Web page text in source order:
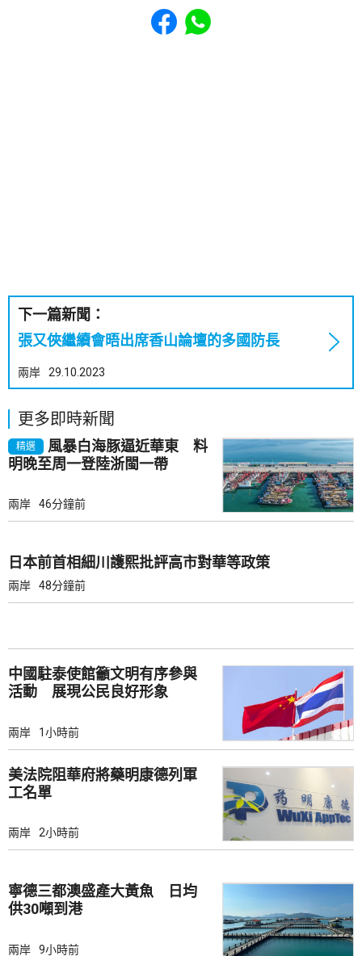
Share to Facebook
Share to WhatsApp
下一篇新聞：
張又俠繼續會晤出席香山論壇的多國防長
兩岸 29.10.2023
更多即時新聞
精選
風暴白海豚逼近華東 料
明晚至周一登陸浙閩一帶
兩岸 46分鐘前
日本前首相細川護熙批評高市對華等政策
兩岸 48分鐘前
中國駐泰使館籲文明有序參與
活動 展現公民良好形象
兩岸 1小時前
美法院阻華府將藥明康德列軍
工名單
兩岸 2小時前
寧德三都澳盛產大黃魚 日均
供30噸到港
兩岸 9小時前